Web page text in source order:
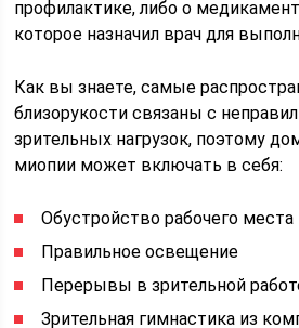
профилактике, либо о
которое назначил врач для
Как вы знаете, самые
близорукости связаны с
зрительных нагрузок, поэтому
миопии может включать в себя:
Обустройство рабочего места
Правильное освещение
Перерывы в зрительной
Зрительная гимнастика из